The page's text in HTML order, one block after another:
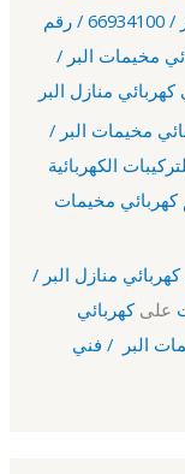
فني كهربائي منازل البر كهربائي مخيمات البر / 66934100 / رقم
مخيمات البر /
/ رقم كهربائي مخيمات البر /
الكهربائية
البر / 66629504 / رقم كهربائي مخيمات
البر / 66559972 / فني كهربائي منازل البر /
علىكهربائي
مخيمات البر / فني